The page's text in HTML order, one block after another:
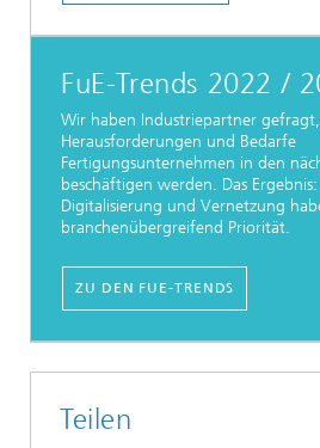
FuE-Trends 2022 /
Wir haben Industriepartner
Herausforderungen und Bedarfe
Fertigungsunternehmen in den
beschäftigen werden. Das
Digitalisierung und Vernetzung
branchenübergreifend Priorität.
ZU DEN FUE-TRENDS
Teilen